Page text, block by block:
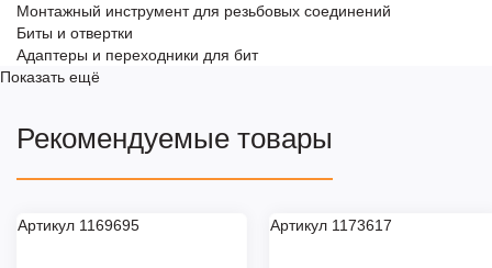
Монтажный инструмент для резьбовых соединений
Биты и отвертки
Адаптеры и переходники для бит
Показать ещё
Рекомендуемые товары
Артикул 1169695 Артикул 1173617